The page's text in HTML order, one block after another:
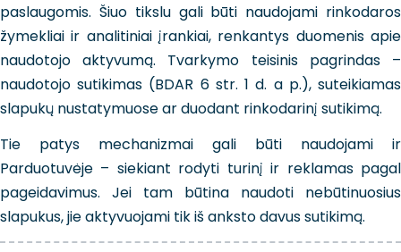
paslaugomis. Šiuo tikslu gali būti naudojami rinkodaros
žymekliai ir analitiniai įrankiai, renkantys duomenis apie
naudotojo aktyvumą. Tvarkymo teisinis pagrindas –
naudotojo sutikimas (BDAR 6 str. 1 d. a p.), suteikiamas
slapukų nustatymuose ar duodant rinkodarinį sutikimą.
Tie patys mechanizmai gali būti naudojami ir
Parduotuvėje – siekiant rodyti turinį ir reklamas pagal
pageidavimus. Jei tam būtina naudoti nebūtinuosius
slapukus, jie aktyvuojami tik iš anksto davus sutikimą.